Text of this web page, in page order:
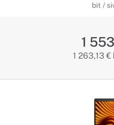
bit /
1
1 263,13 €